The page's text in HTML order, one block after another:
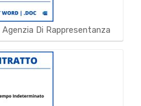
Di Rappresentanza